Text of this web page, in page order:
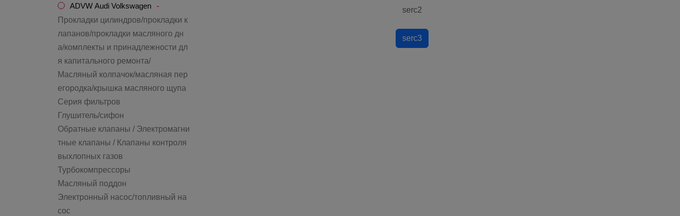
ADVW Audi Volkswagen -
Прокладки цилиндров/прокладки к
лапанов/прокладки масляного дн
а/комплекты и принадлежности дл
я капитального ремонта/
Масляный колпачок/масляная пер
егородка/крышка масляного щупа
Серия фильтров
Глушитель/сифон
Обратные клапаны / Электромагни
тные клапаны / Клапаны контроля
выхлопных газов
Турбокомпрессоры
Масляный поддон
Электронный насос/топливный на
сос
serc2
serc3